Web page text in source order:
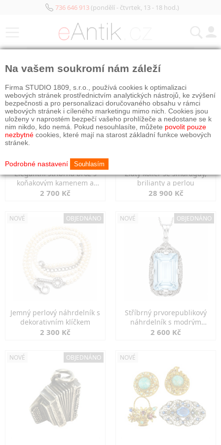
736 646 913(pondělí - čtvrtek, 13 - 18 hod.)
Elegantní stříbrná brož s
koňakovým kamenem a
markazity
2 700 Kč
Zlatý kolier se smaragdy,
brilianty a perlou
28 900 Kč
NOVÉ OBJEDNÁNO
Jemný perlový náhrdelník s
dekorativním klíčkem
2 300 Kč
NOVÉ OBJEDNÁNO
Stříbrný prvorepublikový
náhrdelník s modrým
spinelem
2 600 Kč
NOVÉ OBJEDNÁNO NOVÉ
Na vašem soukromí nám záleží
Firma STUDIO 1809, s.r.o., používá cookies k optimalizaci
webových stránek prostřednictvím analytických nástrojů, ke zvýšení
bezpečnosti a pro personalizaci doručovaného obsahu v rámci
webových stránek i cíleného marketingu mimo nich. Cookies jsou
uloženy v naprostém bezpečí vašeho prohlížeče a nedostane se k
nim nikdo, kdo nemá. Pokud nesouhlasíte, můžete povolit pouze
nezbytné cookies, které mají na starost základní funkce webových
stránek.
Podrobné nastavení Souhlasím